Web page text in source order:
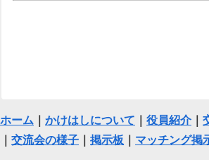
ホーム かけはしについて 役員紹介｜
交流会の様子 掲示板 マッチング掲